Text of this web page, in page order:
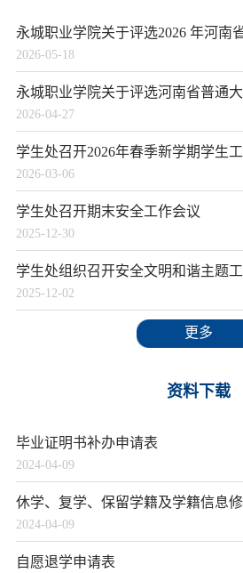
永城职业学院关于评选2026 年河南
生、优...
2026-05-18
永城职业学院关于评选河南省普通
应届毕...
2026-04-27
学生处召开2026年春季新学期学生
2026-03-06
学生处召开期末安全工作会议
2025-12-30
学生处组织召开安全文明和谐主题
2025-12-02
更多
资料下载
毕业证明书补办申请表
2024-04-09
休学、复学、保留学籍及学籍信息
2024-04-09
自愿退学申请表